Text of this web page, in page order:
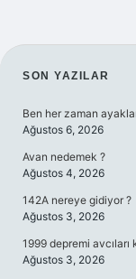
SON YAZILAR
Ben her zaman
Ağustos 6, 2026
Avan nedemek ?
Ağustos 4, 2026
142A nereye gidiyor ?
Ağustos 3, 2026
1999 depremi
Ağustos 3, 2026